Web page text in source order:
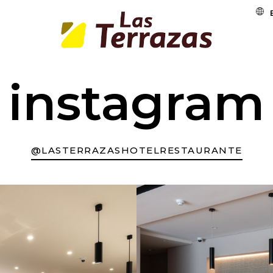
instagram
@LASTERRAZASHOTELRESTAURANTE